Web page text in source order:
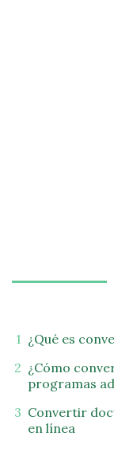
¿Qué es
¿Cómo
programas
Convertir
en línea